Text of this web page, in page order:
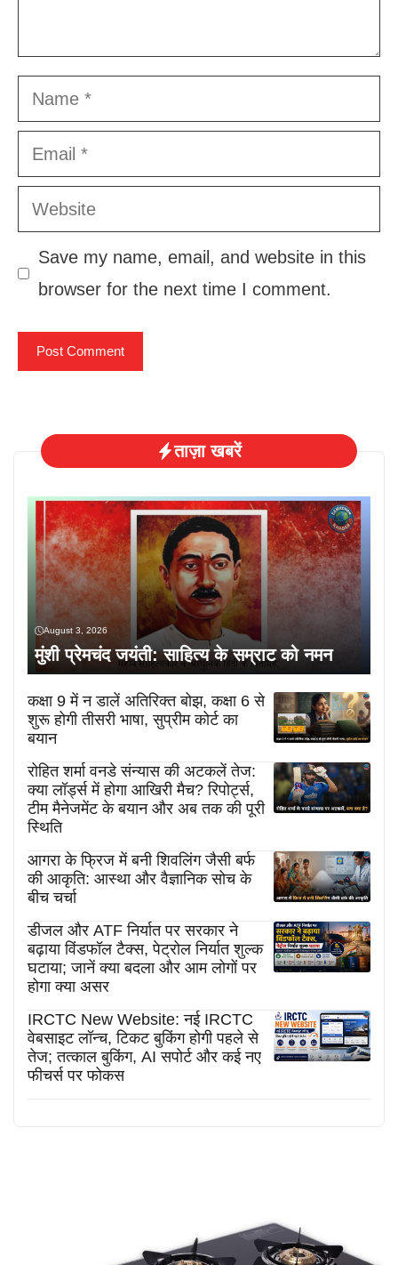
Name
Email
Website
Save my name, email, and website in this
browser for the next time I comment.
ताज़ा खबरें
August 3, 2026
मुंशी प्रेमचंद जयंती: साहित्य के सम्राट को नमन
कक्षा 9 में न डालें अतिरिक्त बोझ, कक्षा 6 से
शुरू होगी तीसरी भाषा, सुप्रीम कोर्ट का
बयान
रोहित शर्मा वनडे संन्यास की अटकलें तेज:
क्या लॉर्ड्स में होगा आखिरी मैच? रिपोर्ट्स,
टीम मैनेजमेंट के बयान और अब तक की पूरी
स्थिति
आगरा के फ्रिज में बनी शिवलिंग जैसी बर्फ
की आकृति: आस्था और वैज्ञानिक सोच के
बीच चर्चा
डीजल और ATF निर्यात पर सरकार ने
बढ़ाया विंडफॉल टैक्स, पेट्रोल निर्यात शुल्क
घटाया; जानें क्या बदला और आम लोगों पर
होगा क्या असर
IRCTC New Website: नई IRCTC
वेबसाइट लॉन्च, टिकट बुकिंग होगी पहले से
तेज; तत्काल बुकिंग, AI सपोर्ट और कई नए
फीचर्स पर फोकस